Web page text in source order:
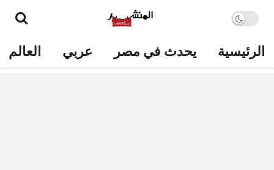
الرئيسية يحدث في مصر عربي العالم